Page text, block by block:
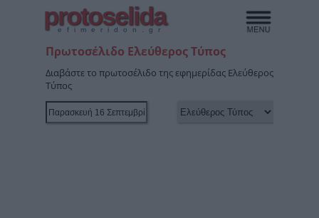
protoselida
efimeridon.gr
Πρωτοσέλιδο Ελεύθερος Τύπος
Διαβάστε το πρωτοσέλιδο της εφημερίδας Ελεύθερος
Τύπος